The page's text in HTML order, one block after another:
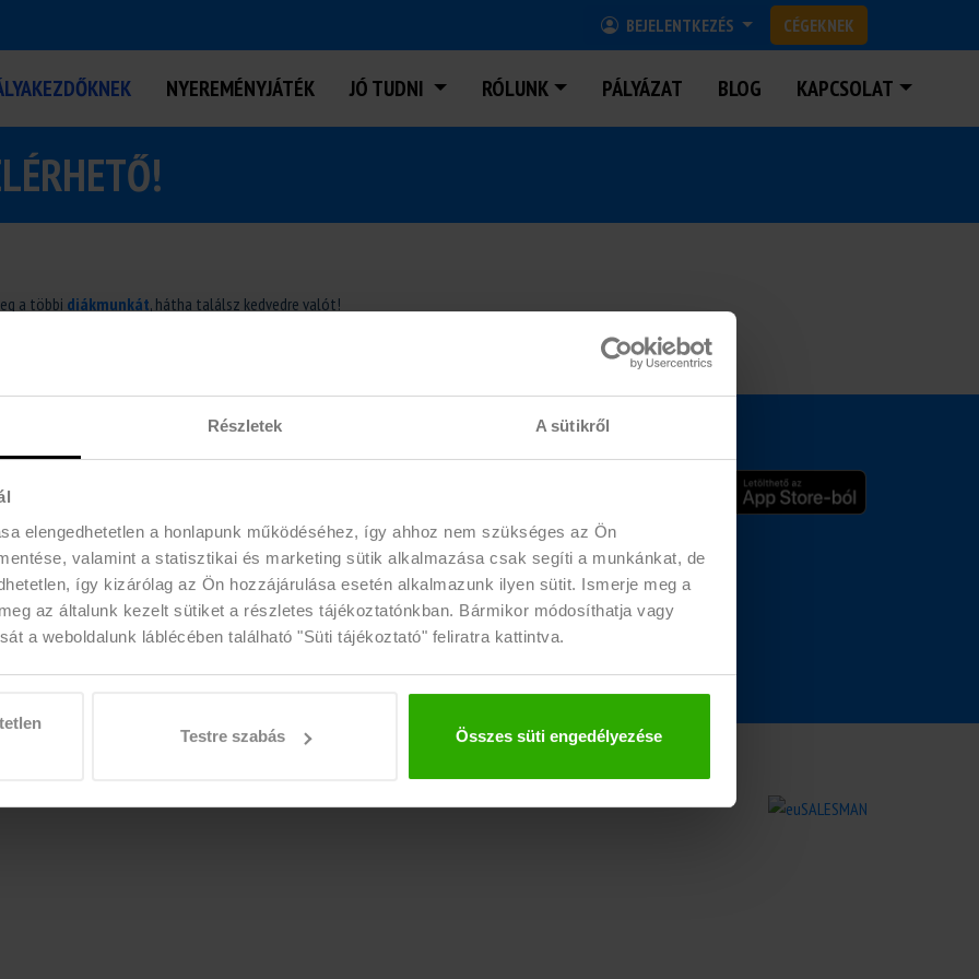
Részletek A sütikről
elengedhetetlen a honlapunk működéséhez, így ahhoz nem szükséges az Ön
valamint a statisztikai és marketing sütik alkalmazása csak segíti a munkánkat, de
így kizárólag az Ön hozzájárulása esetén alkalmazunk ilyen sütit. Ismerje meg a
az általunk kezelt sütiket a részletes tájékoztatónkban. Bármikor módosíthatja vagy
a weboldalunk láblécében található "Süti tájékoztató" feliratra kattintva.
Testre szabás Összes süti engedélyezése
BEJELENTKEZÉS CÉGEKNEK
NYEREMÉNYJÁTÉK JÓ TUDNI RÓLUNK PÁLYÁZAT BLOG KAPCSOLAT
a többi diákmunkát, hátha találsz kedvedre valót!
euDiákok Diákmunka
1137 Budapest, Katona József utca 15.
ugyfelszolgalat@eujobshrgroup.hu
NYITVA TARTÁS
Hétfő
10:00 - 16:00
Kedd-Péntek
09:00 - 16:00
MOBIL APPLIKÁCIÓ
Háttérellenőrzés és referenciaigazolás